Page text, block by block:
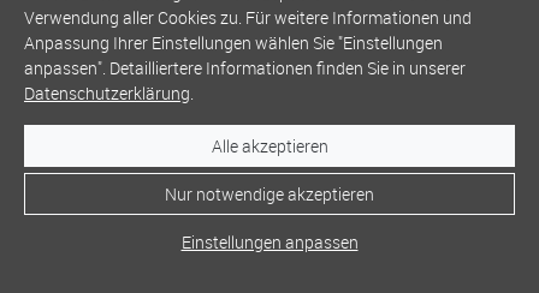
Verwendung aller Cookies zu. Für weitere Informationen und
Anpassung Ihrer Einstellungen wählen Sie "Einstellungen
anpassen". Detailliertere Informationen finden Sie in unserer
Datenschutzerklärung.
Alle akzeptieren
Nur notwendige akzeptieren
Einstellungen anpassen